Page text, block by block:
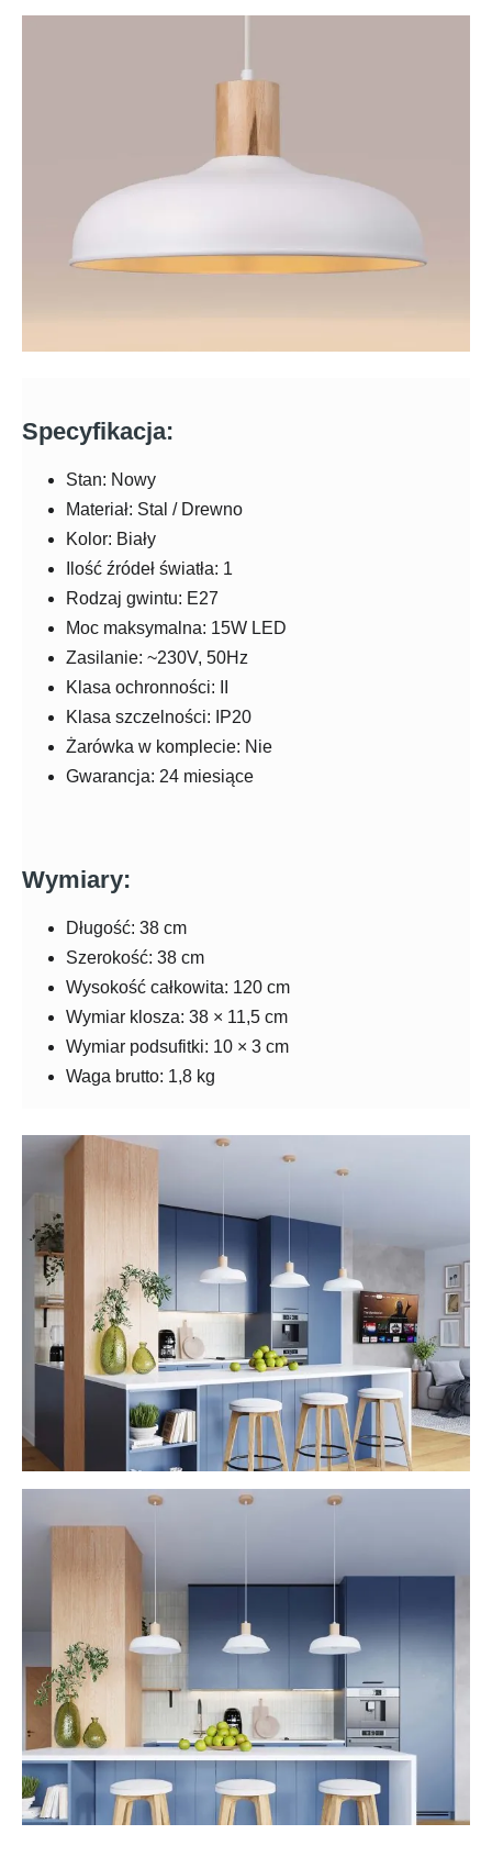
Specyfikacja:
Stan: Nowy
Materiał: Stal / Drewno
Kolor: Biały
Ilość źródeł światła: 1
Rodzaj gwintu: E27
Moc maksymalna: 15W LED
Zasilanie: ~230V, 50Hz
Klasa ochronności: II
Klasa szczelności: IP20
Żarówka w komplecie: Nie
Gwarancja: 24 miesiące
Wymiary:
Długość: 38 cm
Szerokość: 38 cm
Wysokość całkowita: 120 cm
Wymiar klosza: 38 × 11,5 cm
Wymiar podsufitki: 10 × 3 cm
Waga brutto: 1,8 kg